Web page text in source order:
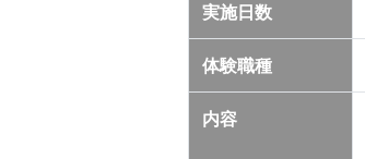
実施日数
体験職種
内容